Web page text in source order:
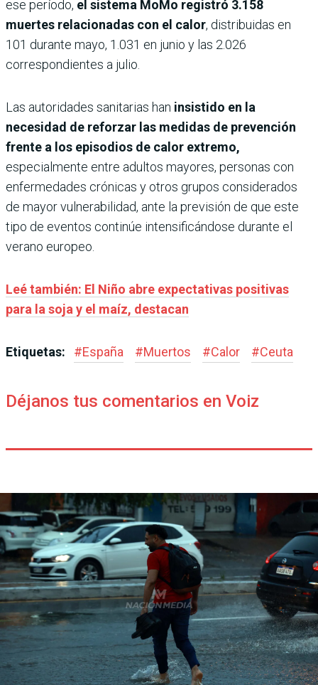
ese período, el sistema MoMo registró 3.158
muertes relacionadas con el calor, distribuidas en
101 durante mayo, 1.031 en junio y las 2.026
correspondientes a julio.
Las autoridades sanitarias han insistido en la
necesidad de reforzar las medidas de prevención
frente a los episodios de calor extremo,
especialmente entre adultos mayores, personas con
enfermedades crónicas y otros grupos considerados
de mayor vulnerabilidad, ante la previsión de que este
tipo de eventos continúe intensificándose durante el
verano europeo.
Leé también: El Niño abre expectativas positivas
para la soja y el maíz, destacan
Etiquetas: #España #Muertos #Calor #Ceuta
Déjanos tus comentarios en Voiz